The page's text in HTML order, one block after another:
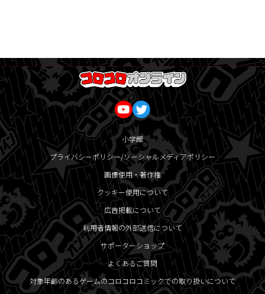
小学館
プライバシーポリシー/ソーシャルメディアポリシー
画像使用・著作権
クッキー使用について
広告掲載について
利用者情報の外部送信について
サポーターショップ
よくあるご質問
対象年齢のあるゲームのコロコロコミックでの取り扱いについて